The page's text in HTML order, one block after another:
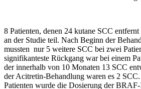
8 Patienten, denen 24 kutane SCC
an der Studie teil. Nach Beginn der
mussten nur 5 weitere SCC bei zwei
signifikanteste Rückgang war bei einem
der innerhalb von 10 Monaten 13 SCC
der Acitretin-Behandlung waren es 2
Patienten wurde die Dosierung der